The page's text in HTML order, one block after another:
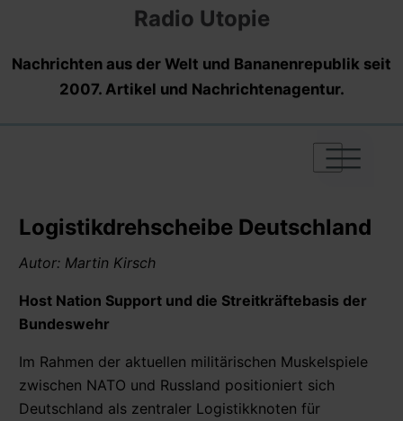
Radio Utopie
Nachrichten aus der Welt und Bananenrepublik seit
2007. Artikel und Nachrichtenagentur.
|
|
|
Logistikdrehscheibe Deutschland
Autor: Martin Kirsch
Host Nation Support und die Streitkräftebasis der
Bundeswehr
Im Rahmen der aktuellen militärischen Muskelspiele
zwischen NATO und Russland positioniert sich
Deutschland als zentraler Logistikknoten für